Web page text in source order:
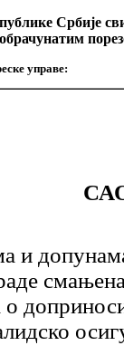
Србије
управе:
и